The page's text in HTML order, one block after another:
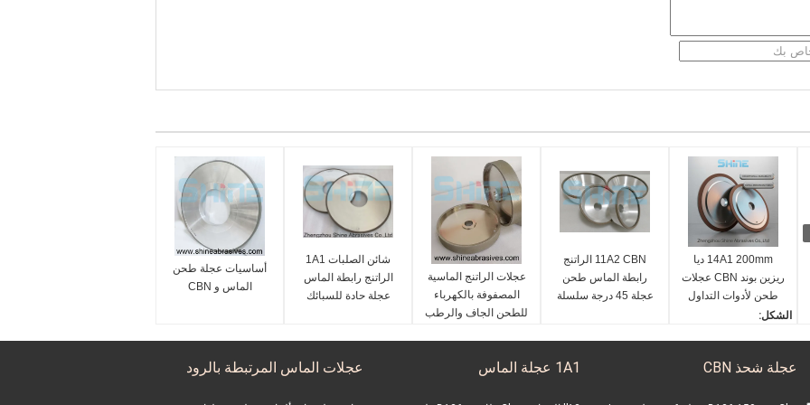
أساسيات عجلة طحن
الماس و CBN
شائن الصلبات 1A1
الراتنج رابطة الماس
عجلة حادة للسبائك
عجلات الراتنج الماسية
المصفوفة بالكهرباء
للطحن الجاف والرطب
11A2 CBN الراتنج
رابطة الماس طحن
عجلة 45 درجة سلسلة
14A1 200mm ديا
ريزين بوند CBN عجلات
طحن لأدوات التداول
الشكل:
200 ملم
عجلات الماس المرتبطة بالرود 1A1 عجلة الماس عجلة شحذ CBN